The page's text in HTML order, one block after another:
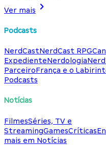
Ver mais
Podcasts
NerdCastNerdCast RPG
ExpedienteNerdologia
ParceiroFrança e o
Podcasts
Notícias
FilmesSéries, TV e
StreamingGamesCríticas
mais em Notícias